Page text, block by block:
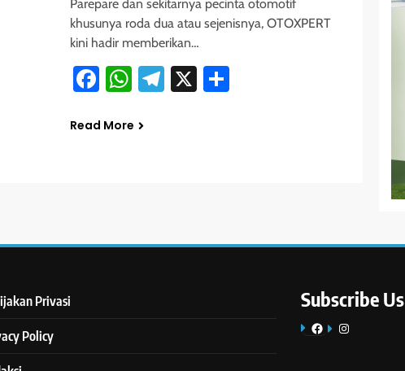
Parepare dan sekitarnya pecinta otomotif
khusunya roda dua atau sejenisnya, OTOXPERT
kini hadir memberikan…
Facebook
WhatsApp
Telegram
X Share
Read More
Privasi
Policy
Subscribe Us
FacebookInstagram